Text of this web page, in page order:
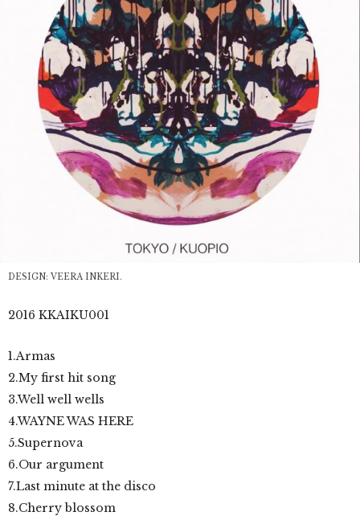
DESIGN: VEERA INKERI.
2016 KKAIKU001
1.Armas
2.My first hit song
3.Well well wells
4.WAYNE WAS HERE
5.Supernova
6.Our argument
7.Last minute at the disco
8.Cherry blossom